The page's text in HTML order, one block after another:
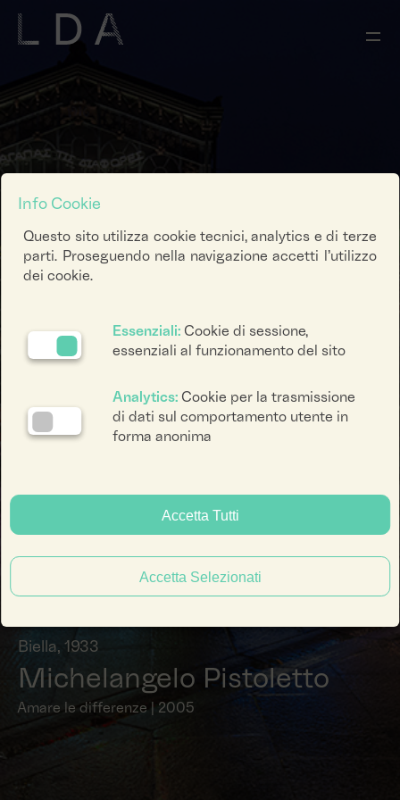
Info Cookie
Questo sito utilizza cookie tecnici, analytics e di terze
parti. Proseguendo nella navigazione accetti l’utilizzo
dei cookie.
Essenziali: Cookie di sessione,
essenziali al funzionamento del sito
Analytics: Cookie per la trasmissione
di dati sul comportamento utente in
forma anonima
Accetta Tutti
Accetta Selezionati
Biella, 1933
Michelangelo Pistoletto
Amare le differenze | 2005